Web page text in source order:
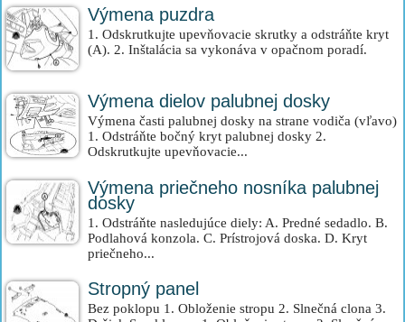
Výmena puzdra
1. Odskrutkujte upevňovacie skrutky a odstráňte kryt
(A). 2. Inštalácia sa vykonáva v opačnom poradí.
Výmena dielov palubnej dosky
Výmena časti palubnej dosky na strane vodiča (vľavo)
1. Odstráňte bočný kryt palubnej dosky 2.
Odskrutkujte upevňovacie...
Výmena priečneho nosníka palubnej
dosky
1. Odstráňte nasledujúce diely: A. Predné sedadlo. B.
Podlahová konzola. C. Prístrojová doska. D. Kryt
priečneho...
Stropný panel
Bez poklopu 1. Obloženie stropu 2. Slnečná clona 3.